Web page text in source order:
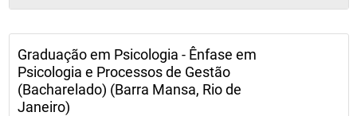
Graduação em Psicologia - Ênfase em
Psicologia e Processos de Gestão
(Bacharelado) (Barra Mansa, Rio de
Janeiro)